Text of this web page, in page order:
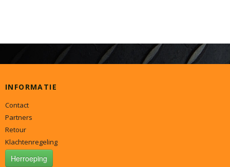
INFORMATIE
Contact
Partners
Retour
Klachtenregeling
Herroeping